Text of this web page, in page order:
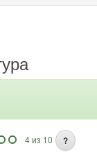
4 из 10 ?